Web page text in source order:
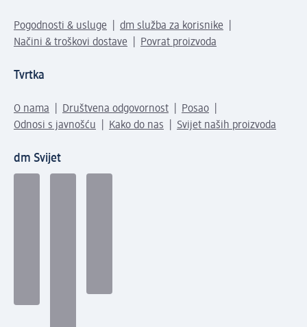
Pogodnosti & usluge
dm služba za korisnike
Načini & troškovi dostave
Povrat proizvoda
Tvrtka
O nama Društvena odgovornost
Posao
Odnosi s javnošću
Kako do nas Svijet naših proizvoda
dm Svijet